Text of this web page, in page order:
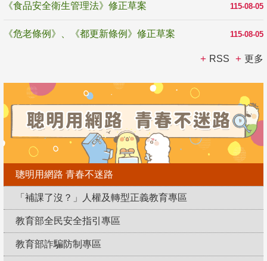
115-08-05
《食品安全衛生管理法》修正草案
115-08-05
《危老條例》、《都更新條例》修正草案
RSS 更多
聰明用網路 青春不迷路
「補課了沒？」人權及轉型正義教育專區
教育部全民安全指引專區
教育部詐騙防制專區